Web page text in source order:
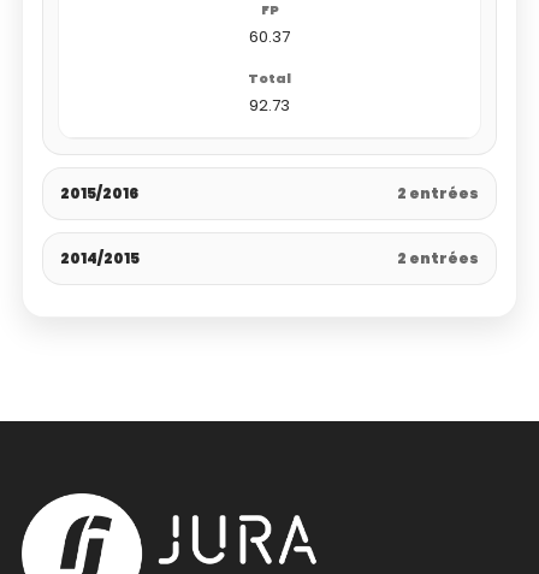
60.37
92.73
2015/2016 2 entrées
2014/2015 2 entrées